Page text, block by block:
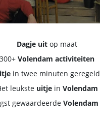
Dagje uit op maat
300+ Volendam activiteiten
in twee minuten geregeld
leukste uitjein Volendam
gewaardeerde Volendam